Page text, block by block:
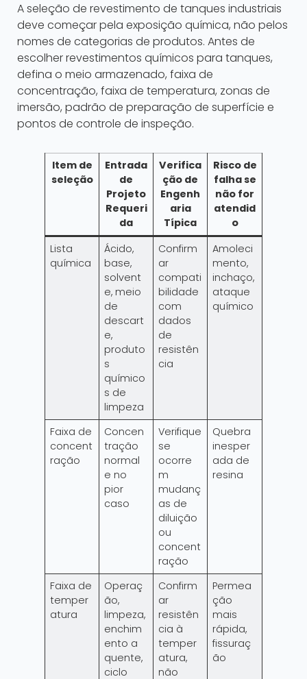
A seleção de revestimento de tanques industriais
deve começar pela exposição química, não pelos
nomes de categorias de produtos. Antes de
escolher revestimentos químicos para tanques,
defina o meio armazenado, faixa de
concentração, faixa de temperatura, zonas de
imersão, padrão de preparação de superfície e
pontos de controle de inspeção.
Item de
seleção
Entrada
de
Projeto
Requeri
da
Verifica
ção de
Engenh
aria
Típica
Risco de
falha se
não for
atendid
o
Lista
química
Ácido,
base,
solvent
e, meio
de
descart
e,
produto
s
químico
s de
limpeza
Confirm
ar
compati
bilidade
com
dados
de
resistên
cia
Amoleci
mento,
inchaço,
ataque
químico
Faixa de
concent
ração
Concen
tração
normal
e no
pior
caso
Verifique
se
ocorre
m
mudanç
as de
diluição
ou
concent
ração
Quebra
inesper
ada de
resina
Faixa de
temper
atura
Operaç
ão,
limpeza,
enchim
ento a
quente,
ciclo
Confirm
ar
resistên
cia à
temper
atura,
não
Permea
ção
mais
rápida,
fissuraç
ão